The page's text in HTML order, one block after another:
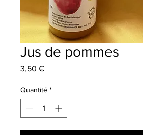
Jus de pommes
3,50 €Prix
Quantité *